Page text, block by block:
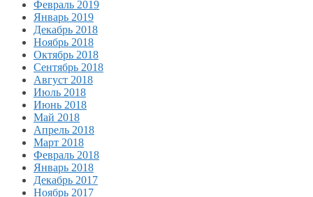
Февраль 2019
Январь 2019
Декабрь 2018
Ноябрь 2018
Октябрь 2018
Сентябрь 2018
Август 2018
Июль 2018
Июнь 2018
Май 2018
Апрель 2018
Март 2018
Февраль 2018
Январь 2018
Декабрь 2017
Ноябрь 2017